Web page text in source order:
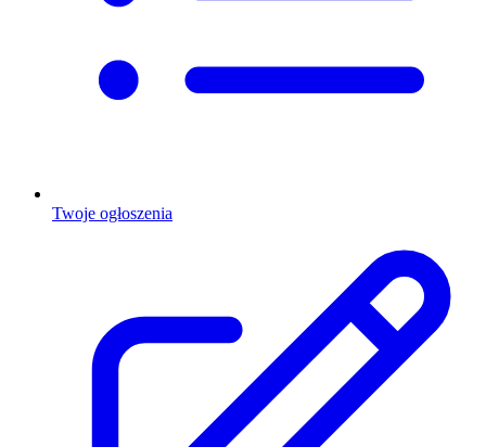
Twoje ogłoszenia